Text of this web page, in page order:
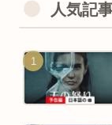
人気記